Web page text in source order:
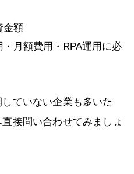
金額
月額費用・RPA運用に必
ていない企業も多いた
接問い合わせてみましょ